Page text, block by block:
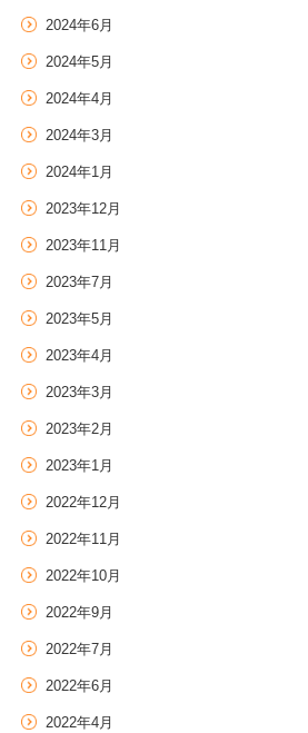
2024年6月
2024年5月
2024年4月
2024年3月
2024年1月
2023年12月
2023年11月
2023年7月
2023年5月
2023年4月
2023年3月
2023年2月
2023年1月
2022年12月
2022年11月
2022年10月
2022年9月
2022年7月
2022年6月
2022年4月